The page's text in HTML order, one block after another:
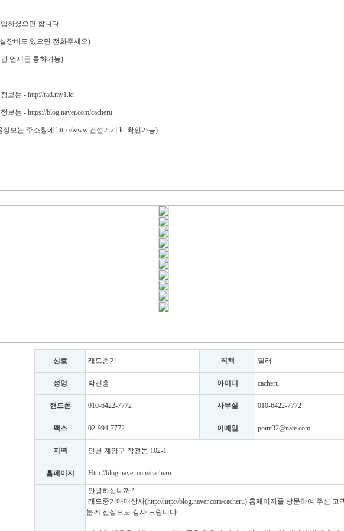
하셨으면 합니다.
장비도 있으면 전화주세요)
언제든 통화가능)
보는 - http://rad.my1.kr
보는 - https://blog.naver.com/cacheru
보는 주소창에 http://www.건설기계.kr 확인가능)
상호 래드중기 직책 딜러
성명 박진흥 아이디 cacheru
핸드폰 010-6422-7772 사무실 010-6422-7772
팩스 02-994-7772 이메일 point32@nate.com
지역 인천 계양구 작전동 102-1
홈페이지 Http://blog.naver.com/cacheru
안녕하십니까?
래드중기매매상사(http://http://blog.naver.com/cacheru) 홈페이지를 방문하여 주신 고
분께 진심으로 감사 드립니다.